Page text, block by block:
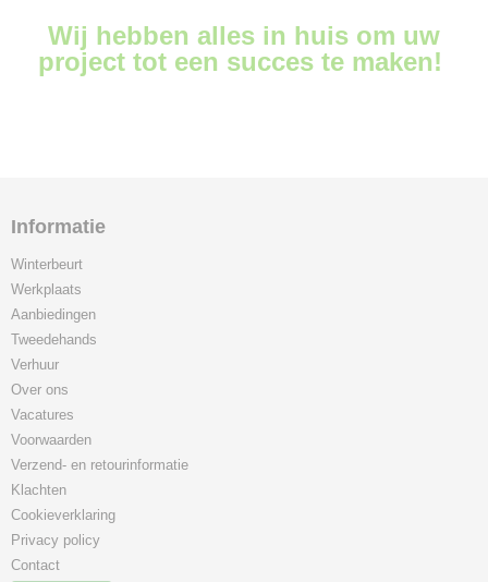
Wij hebben alles in huis om uw
project tot een succes te maken!
Informatie
Winterbeurt
Werkplaats
Aanbiedingen
Tweedehands
Verhuur
Over ons
Vacatures
Voorwaarden
Verzend- en retourinformatie
Klachten
Cookieverklaring
Privacy policy
Contact